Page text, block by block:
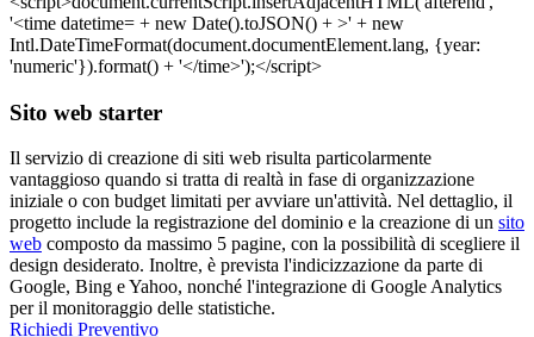
Sito web starter
Il servizio di creazione di siti web risulta particolarmente
vantaggioso quando si tratta di realtà in fase di organizzazione
iniziale o con budget limitati per avviare un'attività. Nel dettaglio, il
progetto include la registrazione del dominio e la creazione di un sito
web composto da massimo 5 pagine, con la possibilità di scegliere il
design desiderato. Inoltre, è prevista l'indicizzazione da parte di
Google, Bing e Yahoo, nonché l'integrazione di Google Analytics
per il monitoraggio delle statistiche.
Richiedi Preventivo